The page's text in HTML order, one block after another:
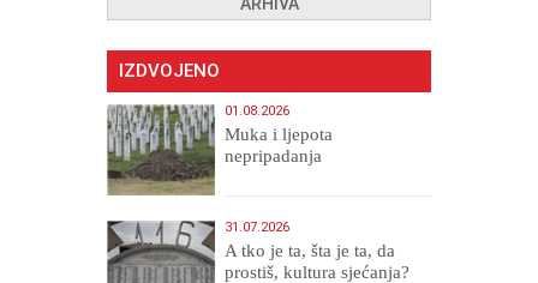
IZDVOJENO
01.08.2026
Muka i ljepota
nepripadanja
31.07.2026
A tko je ta, šta je ta, da
prostiš, kultura sjećanja?